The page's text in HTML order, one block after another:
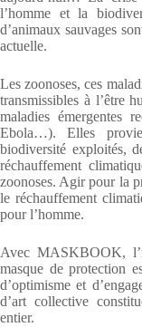
l’homme et la
d’animaux sauvages
actuelle.
Les zoonoses, ces
transmissibles à l’être
maladies émergentes
Ebola…). Elles
biodiversité exploités,
réchauffement
zoonoses. Agir pour la
le réchauffement
pour l’homme.
Avec MASKBOOK,
masque de protection
d’optimisme et
d’art collective
entier.